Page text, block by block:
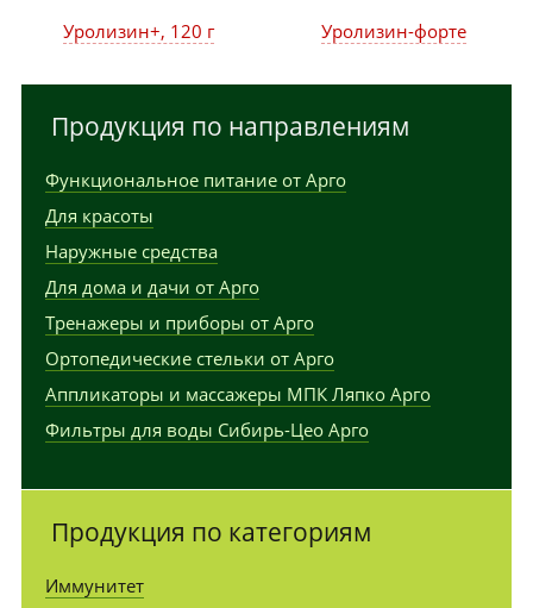
Уролизин+, 120 г Уролизин-форте
Продукция по направлениям
Функциональное питание от Арго
Для красоты
Наружные средства
Для дома и дачи от Арго
Тренажеры и приборы от Арго
Ортопедические стельки от Арго
Аппликаторы и массажеры МПК Ляпко Арго
Фильтры для воды Сибирь-Цео Арго
Продукция по категориям
Иммунитет